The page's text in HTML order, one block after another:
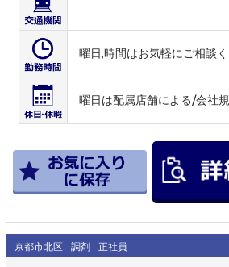
曜日,時間はお気軽にご相談
曜日は配属店舗による/会社
京都市北区 調剤 正社員